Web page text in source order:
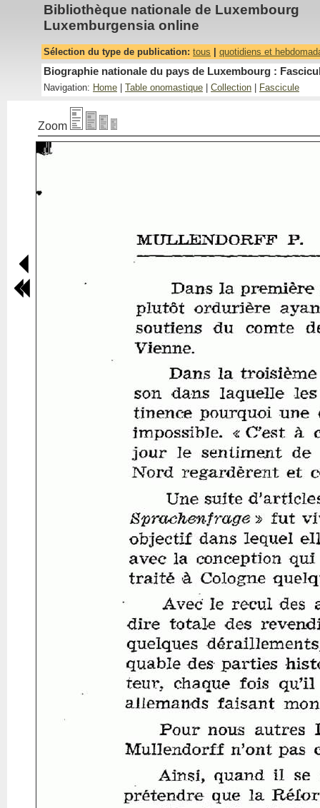
Bibliothèque nationale de Luxembourg
Luxemburgensia online
Sélection du type de publication: tous quotidiens et
Biographie nationale du pays de Luxembourg :
Navigation: Home Table onomastique Collection Fascicule
Zoom